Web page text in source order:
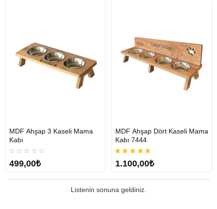
MDF Ahşap 3 Kaseli Mama
Kabı
499,00₺
MDF Ahşap Dört Kaseli Mama
Kabı 7444
1.100,00₺
Listenin sonuna geldiniz.